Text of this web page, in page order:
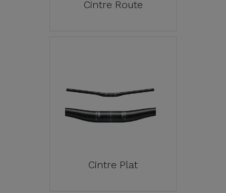
Cintre Route
Cintre Plat